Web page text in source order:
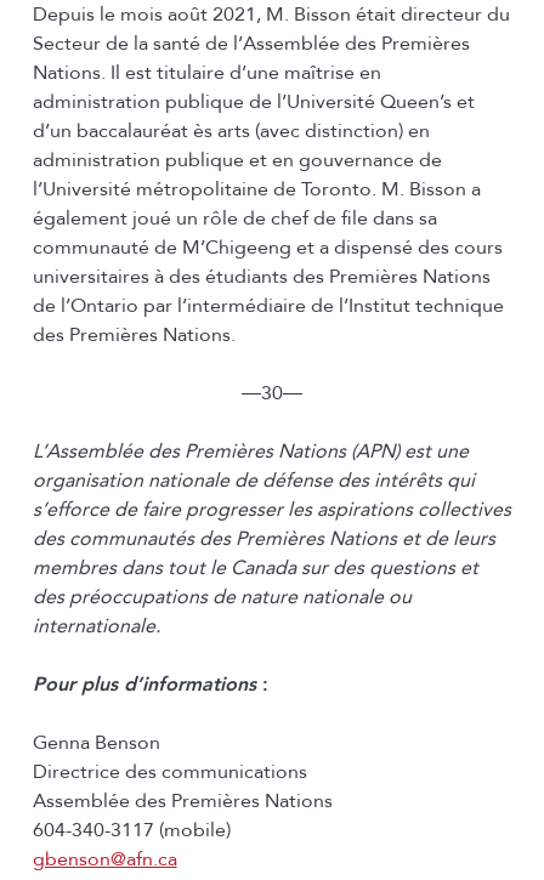
Depuis le mois août 2021, M. Bisson était directeur du
Secteur de la santé de l’Assemblée des Premières
Nations. Il est titulaire d’une maîtrise en
administration publique de l’Université Queen’s et
d’un baccalauréat ès arts (avec distinction) en
administration publique et en gouvernance de
l’Université métropolitaine de Toronto. M. Bisson a
également joué un rôle de chef de file dans sa
communauté de M’Chigeeng et a dispensé des cours
universitaires à des étudiants des Premières Nations
de l’Ontario par l’intermédiaire de l’Institut technique
des Premières Nations.
―30―
L’Assemblée des Premières Nations (APN) est une
organisation nationale de défense des intérêts qui
s’efforce de faire progresser les aspirations collectives
des communautés des Premières Nations et de leurs
membres dans tout le Canada sur des questions et
des préoccupations de nature nationale ou
internationale.
Pour plus d’informations :
Genna Benson
Directrice des communications
Assemblée des Premières Nations
604-340-3117 (mobile)
gbenson@afn.ca